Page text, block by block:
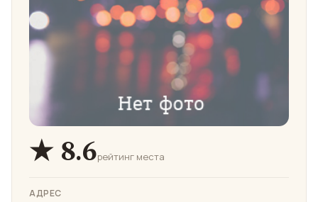
★ 8.6рейтинг места
АДРЕС